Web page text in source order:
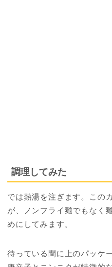
調理してみた
では熱湯を注ぎます。この
が、ノンフライ麺でもなく
めにしてみます。
待っている間に上のパッケ